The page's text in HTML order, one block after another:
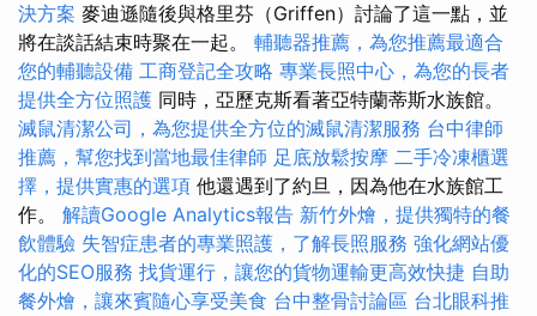
決方案 麥迪遜隨後與格里芬（Griffen）討論了這一點，並
將在談話結束時聚在一起。 輔聽器推薦，為您推薦最適合
您的輔聽設備 工商登記全攻略 專業長照中心，為您的長者
提供全方位照護 同時，亞歷克斯看著亞特蘭蒂斯水族館。
滅鼠清潔公司，為您提供全方位的滅鼠清潔服務 台中律師
推薦，幫您找到當地最佳律師 足底放鬆按摩 二手冷凍櫃選
擇，提供實惠的選項 他還遇到了約旦，因為他在水族館工
作。 解讀Google Analytics報告 新竹外燴，提供獨特的餐
飲體驗 失智症患者的專業照護，了解長照服務 強化網站優
化的SEO服務 找貨運行，讓您的貨物運輸更高效快捷 自助
餐外燴，讓來賓隨心享受美食 台中整骨討論區 台北眼科推